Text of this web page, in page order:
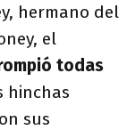
hermano del
el
todas
hinchas
sus